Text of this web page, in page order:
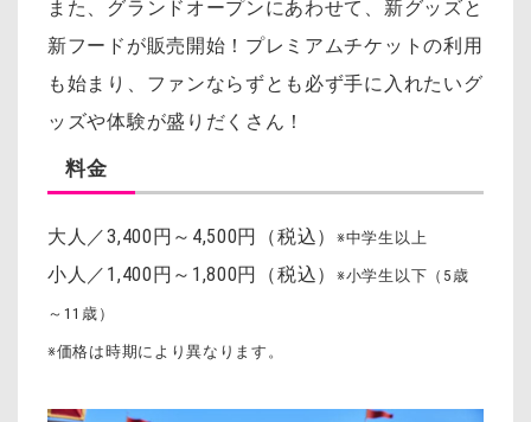
また、グランドオープンにあわせて、新グッズと
新フードが販売開始！プレミアムチケットの利用
も始まり、ファンならずとも必ず手に入れたいグ
ッズや体験が盛りだくさん！
料金
大人／3,400円～4,500円（税込） ※中学生以上
小人／1,400円～1,800円（税込） ※小学生以下（5歳
～11歳）
※価格は時期により異なります。